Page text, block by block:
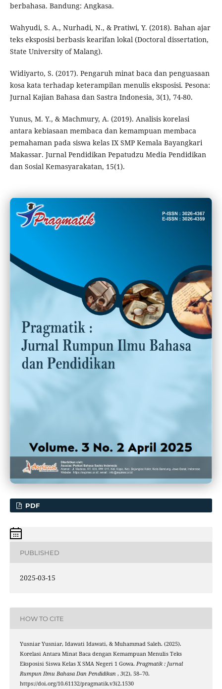
berbahasa. Bandung: Angkasa.
Wahyudi, S. A., Nurhadi, N., & Pratiwi, Y. (2018). Bahan ajar
teks eksposisi berbasis kearifan lokal (Doctoral dissertation,
State University of Malang).
Widiyarto, S. (2017). Pengaruh minat baca dan penguasaan
kosa kata terhadap keterampilan menulis eksposisi. Pesona:
Jurnal Kajian Bahasa dan Sastra Indonesia, 3(1), 74-80.
Yunus, M. Y., & Machmury, A. (2019). Analisis korelasi
antara kebiasaan membaca dan kemampuan membaca
pemahaman pada siswa kelas IX SMP Kemala Bayangkari
Makassar. Jurnal Pendidikan Pepatudzu Media Pendidikan
dan Sosial Kemasyarakatan, 15(1).
PDF
PUBLISHED
2025-03-15
HOW TO CITE
Yusniar Yusniar, Idawati Idawati, & Muhammad Saleh. (2025).
Korelasi Antara Minat Baca dengan Kemampuan Menulis Teks
Eksposisi Siswa Kelas X SMA Negeri 1 Gowa. Pragmatik : Jurnal
Rumpun Ilmu Bahasa Dan Pendidikan , 3(2), 58–70.
https://doi.org/10.61132/pragmatik.v3i2.1530